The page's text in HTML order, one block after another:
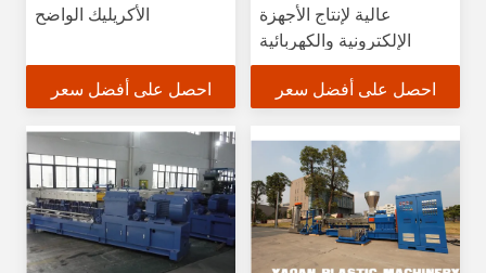
الأكريليك الواضح
احصل على أفضل سعر
عالية لإنتاج الأجهزة
الإلكترونية والكهربائية
احصل على أفضل سعر